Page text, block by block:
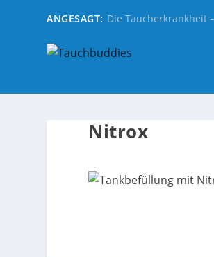
ANGESAGT: Die Taucherkrankheit
Nitrox